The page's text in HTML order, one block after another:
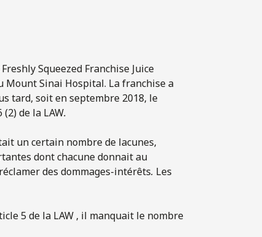
Squeezed Franchise Juice
Mount Sinai Hospital. La franchise a
tard, soit en septembre 2018, le
de la LAW.
un certain nombre de lacunes,
dont chacune donnait au
des dommages-intérêts. Les
5 de la LAW , il manquait le nombre